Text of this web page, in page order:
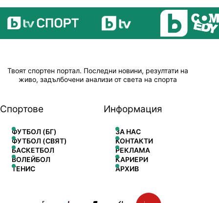
Твоят спортен портал. Последни новини, резултати на
живо, задълбочени анализи от света на спорта
Спортове
ФУТБОЛ (БГ)
ФУТБОЛ (СВЯТ)
БАСКЕТБОЛ
ВОЛЕЙБОЛ
ТЕНИС
Информация
ЗА НАС
КОНТАКТИ
РЕКЛАМА
КАРИЕРИ
АРХИВ